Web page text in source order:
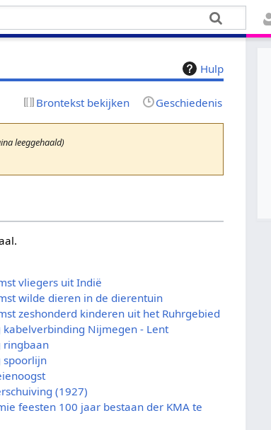
Hulp
Brontekst bekijken Geschiedenis
leeggehaald)
vliegers uit Indië
wilde dieren in de dierentuin
zeshonderd kinderen uit het Ruhrgebied
kabelverbinding Nijmegen - Lent
ringbaan
spoorlijn
(1927)
feesten 100 jaar bestaan der KMA te